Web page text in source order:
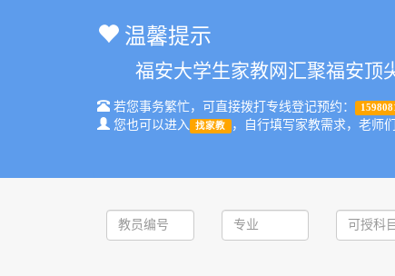
温馨提示
福安大学生家教网汇聚福安顶
若您事务繁忙，可直接拨打专线登记预约：
您也可以进入 找家教 ，自行填写家教需求，老师